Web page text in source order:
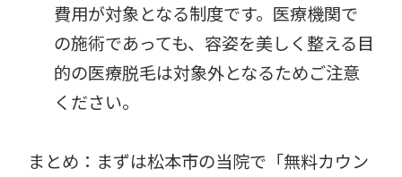
費用が対象となる制度です。医療機関で
の施術であっても、容姿を美しく整える目
的の医療脱毛は対象外となるためご注意
ください。
まとめ：まずは松本市の当院で「無料カウン